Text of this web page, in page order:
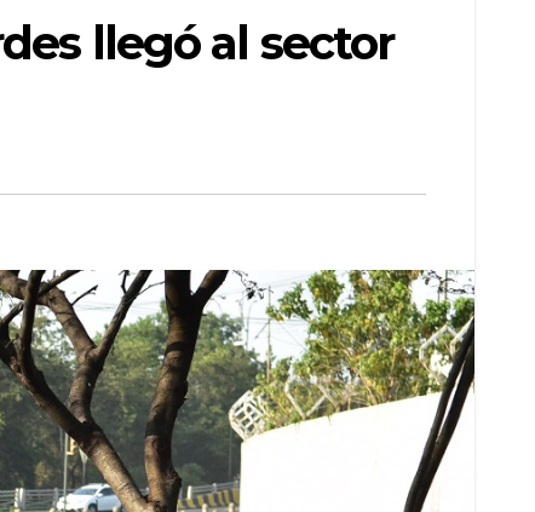
llegó al sector